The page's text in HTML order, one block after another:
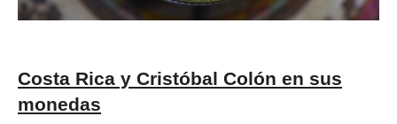
Costa Rica y Cristóbal Colón en sus
monedas